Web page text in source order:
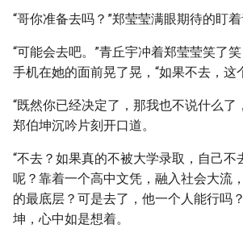
“哥你准备去吗？”郑莹莹满眼期待的盯着
“可能会去吧。”青丘宇冲着郑莹莹笑了
手机在她的面前晃了晃，“如果不去，这
“既然你已经决定了，那我也不说什么了
郑伯坤沉吟片刻开口道。
“不去？如果真的不被大学录取，自己不
呢？靠着一个高中文凭，融入社会大流
的最底层？可是去了，他一个人能行吗
坤，心中如是想着。